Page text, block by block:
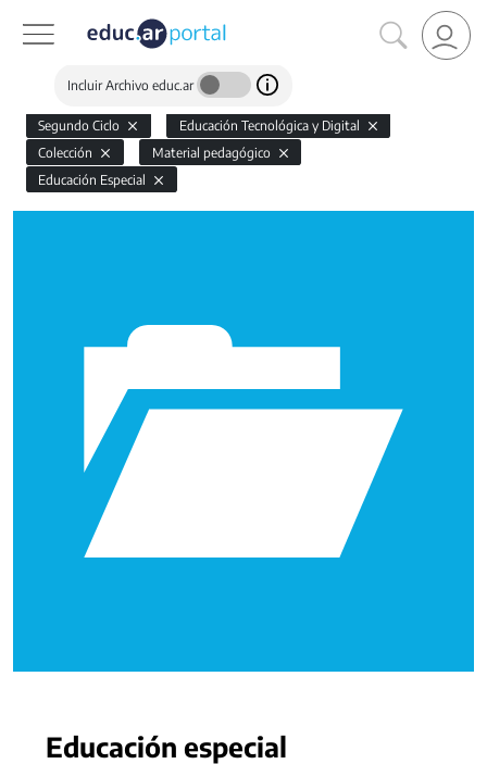
Incluir Archivo educ.ar
Segundo Ciclo
Educación Tecnológica y Digital
Colección
Material pedagógico
Educación Especial
Educación especial